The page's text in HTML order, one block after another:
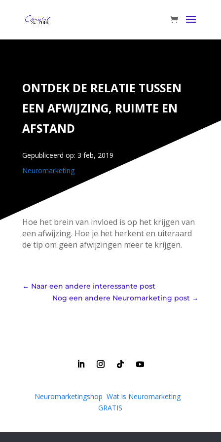
ONTDEK DE RELATIE TUSSEN
EEN AFWIJZING, RUIMTE EN
AFSTAND
Gepubliceerd op: 3 feb, 2019
Neuromarketing
Hoe het brein van invloed is op het krijgen van
een afwijzing. Hoe je het herkent en uiteraard
de tip om geen afwijzingen meer te krijgen.
← Naar een andere interessante post
Nog een andere Neuromarketing post →
Neuromarketingshop Wat is Neuromarketing|
GRATIS